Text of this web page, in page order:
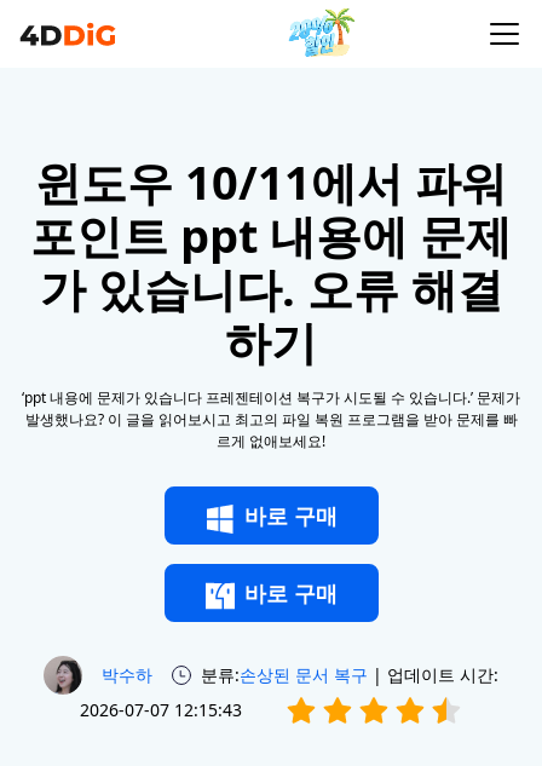
윈도우 10/11에서 파워
포인트 ppt 내용에 문제
가 있습니다. 오류 해결
하기
‘ppt 내용에 문제가 있습니다 프레젠테이션 복구가 시도될 수 있습니다.’ 문제가
발생했나요? 이 글을 읽어보시고 최고의 파일 복원 프로그램을 받아 문제를 빠
르게 없애보세요!
바로 구매
바로 구매
박수하 분류:손상된 문서 복구 | 업데이트 시간:
2026-07-07 12:15:43